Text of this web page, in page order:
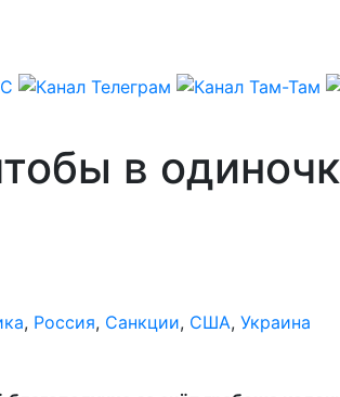
в
, Россия, Санкции, США, Украина